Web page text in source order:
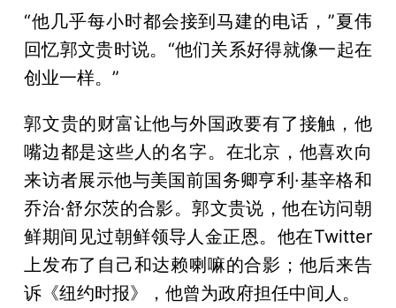
“他几乎每小时都会接到马建的电话，”夏伟
回忆郭文贵时说。“他们关系好得就像一起在
创业一样。”
郭文贵的财富让他与外国政要有了接触，他
嘴边都是这些人的名字。在北京，他喜欢向
来访者展示他与美国前国务卿亨利·基辛格和
乔治·舒尔茨的合影。郭文贵说，他在访问朝
鲜期间见过朝鲜领导人金正恩。他在Twitter
上发布了自己和达赖喇嘛的合影；他后来告
诉《纽约时报》，他曾为政府担任中间人。